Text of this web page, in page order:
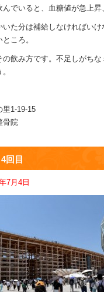
んでいると、血糖値が急上
いた分は補給しなければい
ころ。
の飲み方です。不足しがち
里1-19-15
骨院
回目
7月4日